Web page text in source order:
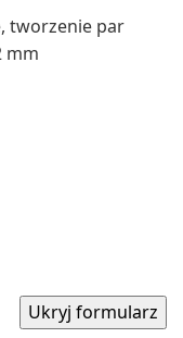
tworzenie par
mm